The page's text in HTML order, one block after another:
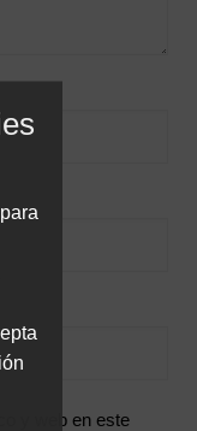
y web en este